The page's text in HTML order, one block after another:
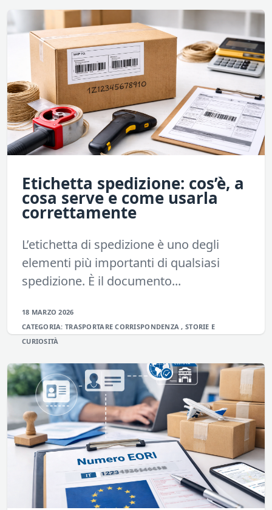
Etichetta spedizione: cos’è, a
cosa serve e come usarla
correttamente
L’etichetta di spedizione è uno degli
elementi più importanti di qualsiasi
spedizione. È il documento...
18 MARZO 2026
CATEGORIA:TRASPORTARECORRISPONDENZA,STORIE E
CURIOSITÀ